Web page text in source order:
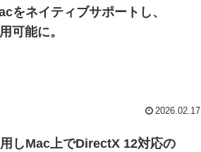
をネイティブサポートし、
可能に。
2026.02.17
しMac上でDirectX 12対応の